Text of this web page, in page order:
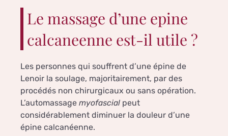
Le massage d’une epine
calcaneenne est-il utile ?
Les personnes qui souffrent d’une épine de
Lenoir la soulage, majoritairement, par des
procédés non chirurgicaux ou sans opération.
L’automassage myofascial peut
considérablement diminuer la douleur d’une
épine calcanéenne.